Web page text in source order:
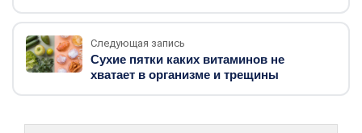
Следующая запись
Сухие пятки каких витаминов не
хватает в организме и трещины